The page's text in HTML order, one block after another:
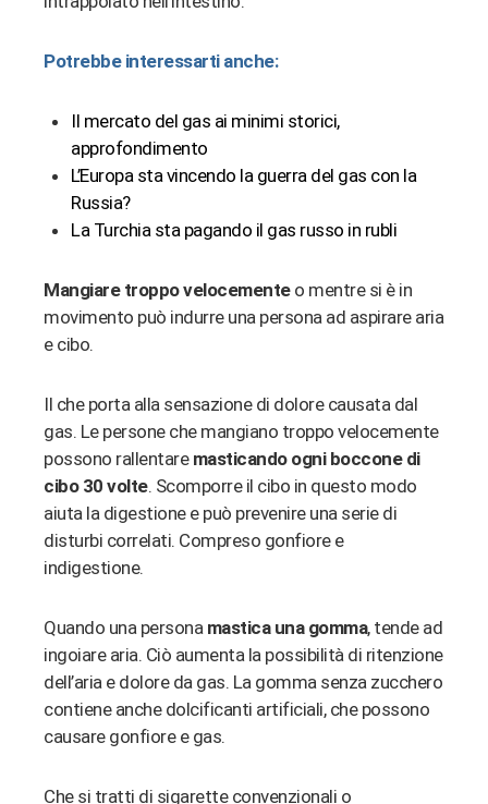
Potrebbe interessarti anche:
Il mercato del gas ai minimi storici,
approfondimento
L’Europa sta vincendo la guerra del gas con la
Russia?
La Turchia sta pagando il gas russo in rubli
Mangiare troppo velocementeo mentre si è in
movimento può indurre una persona ad aspirare aria
e cibo.
Il che porta alla sensazione di dolore causata dal
gas. Le persone che mangiano troppo velocemente
possono rallentare masticando ogni boccone di
cibo 30 volte. Scomporre il cibo in questo modo
aiuta la digestione e può prevenire una serie di
disturbi correlati. Compreso gonfiore e
indigestione.
Quando una persona mastica una gomma, tende ad
ingoiare aria. Ciò aumenta la possibilità di ritenzione
dell’aria e dolore da gas. La gomma senza zucchero
contiene anche dolcificanti artificiali, che possono
causare gonfiore e gas.
Che si tratti di sigarette convenzionali o